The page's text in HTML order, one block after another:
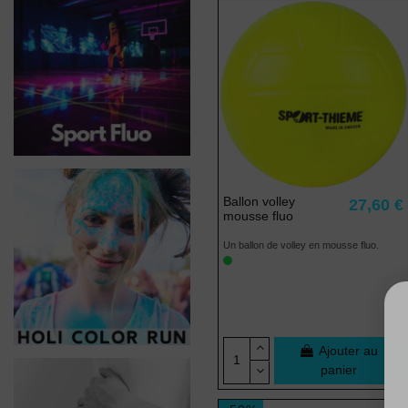
Ballon volley
mousse fluo
27,60 €
Un ballon de volley en mousse fluo.
Ajouter au
panier